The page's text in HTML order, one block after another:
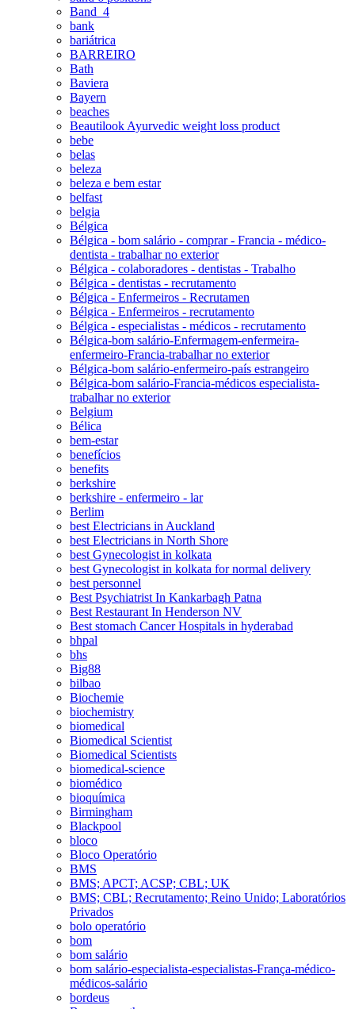
Band_4
bank
bariátrica
BARREIRO
Bath
Baviera
Bayern
beaches
Beautilook Ayurvedic weight loss product
bebe
belas
beleza
beleza e bem estar
belfast
belgia
Bélgica
Bélgica - bom salário - comprar - Francia - médico-
dentista - trabalhar no exterior
Bélgica - colaboradores - dentistas - Trabalho
Bélgica - dentistas - recrutamento
Bélgica - Enfermeiros - Recrutamen
Bélgica - Enfermeiros - recrutamento
Bélgica - especialistas - médicos - recrutamento
Bélgica-bom salário-Enfermagem-enfermeira-
enfermeiro-Francia-trabalhar no exterior
Bélgica-bom salário-enfermeiro-país estrangeiro
Bélgica-bom salário-Francia-médicos especialista-
trabalhar no exterior
Belgium
Bélica
bem-estar
benefícios
benefits
berkshire
berkshire - enfermeiro - lar
Berlim
best Electricians in Auckland
best Electricians in North Shore
best Gynecologist in kolkata
best Gynecologist in kolkata for normal delivery
best personnel
Best Psychiatrist In Kankarbagh Patna
Best Restaurant In Henderson NV
Best stomach Cancer Hospitals in hyderabad
bhpal
bhs
Big88
bilbao
Biochemie
biochemistry
biomedical
Biomedical Scientist
Biomedical Scientists
biomedical-science
biomédico
bioquímica
Birmingham
Blackpool
bloco
Bloco Operatório
BMS
BMS; APCT; ACSP; CBL; UK
BMS; CBL; Recrutamento; Reino Unido; Laboratórios
Privados
bolo operatório
bom
bom salário
bom salário-especialista-especialistas-França-médico-
médicos-salário
bordeus